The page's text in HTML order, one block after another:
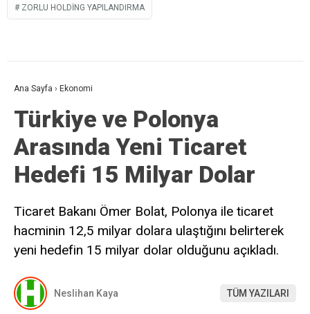
ZORLU HOLDING YAPILANDIRMA
Ana Sayfa › Ekonomi
Türkiye ve Polonya
Arasında Yeni Ticaret
Hedefi 15 Milyar Dolar
Ticaret Bakanı Ömer Bolat, Polonya ile ticaret
hacminin 12,5 milyar dolara ulaştığını belirterek
yeni hedefin 15 milyar dolar olduğunu açıkladı.
Neslihan Kaya TÜM YAZILARI